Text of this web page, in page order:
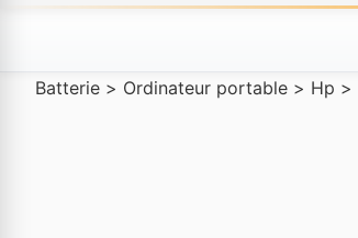
Batterie > Ordinateur portable > Hp >